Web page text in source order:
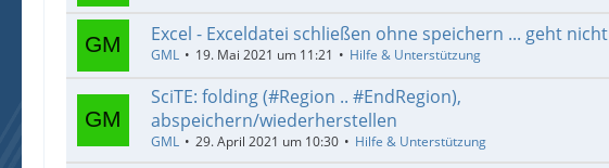
Excel - Exceldatei schließen ohne speichern ... geht nicht
GML 19. Mai 2021 um 11:21 Hilfe & Unterstützung
SciTE: folding (#Region .. #EndRegion),
abspeichern/wiederherstellen
GML 29. April 2021 um 10:30 Hilfe & Unterstützung